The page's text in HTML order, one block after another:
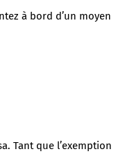
à bord d’un moyen
Tant que l’exemption